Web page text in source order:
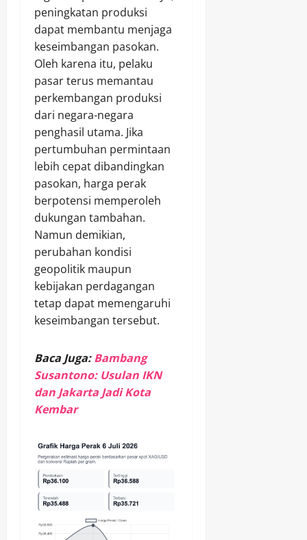
peningkatan produksi
dapat membantu menjaga
keseimbangan pasokan.
Oleh karena itu, pelaku
pasar terus memantau
perkembangan produksi
dari negara-negara
penghasil utama. Jika
pertumbuhan permintaan
lebih cepat dibandingkan
pasokan, harga perak
berpotensi memperoleh
dukungan tambahan.
Namun demikian,
perubahan kondisi
geopolitik maupun
kebijakan perdagangan
tetap dapat memengaruhi
keseimbangan tersebut.
Baca Juga: Bambang
Susantono: Usulan IKN
dan Jakarta Jadi Kota
Kembar